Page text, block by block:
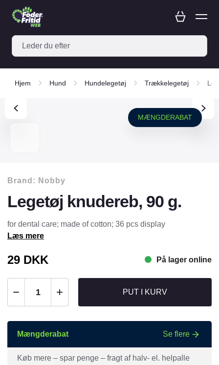
Hjem Hund Hundelegetøj Trækkelegetøj
MÆNGDERABAT
Brand: Nobby
Legetøj knudereb, 90 g.
for dental care; made of cotton; 36 pcs display
Læs mere
29 DKK På lager online
PUT I KURV
Mængderabat Se flere
Køb mere – spar penge – fragt af halv- el. helpalle